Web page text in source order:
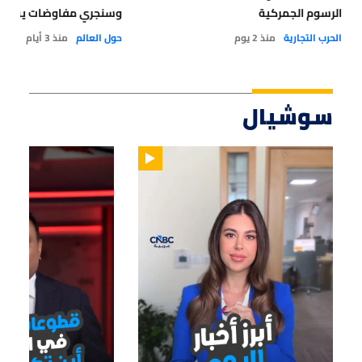
الرسوم الجمركية
الحرب التجارية منذ 2 يوم
وسنجري مفاوضات يوم
حول العالم منذ 3 أيام
سوشيال
01:15